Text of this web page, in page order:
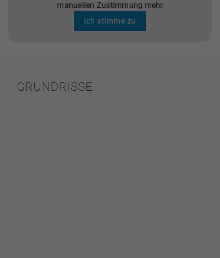
manuellen Zustimmung mehr
Ich stimme zu
GRUNDRISSE